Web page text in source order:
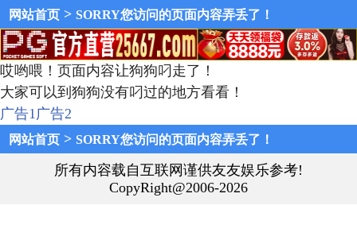
网站首页 > SORRY您访问的页面内容弄丢了！
哎哟喂！页面内容让狗狗叼走了！
大家可以到狗狗没有叼过的地方看看！
广告1广告2
网站首页 > SORRY您访问的页面内容弄丢了！
所有内容载自互联网谨供友友娱乐参考!
CopyRight@2006-2026